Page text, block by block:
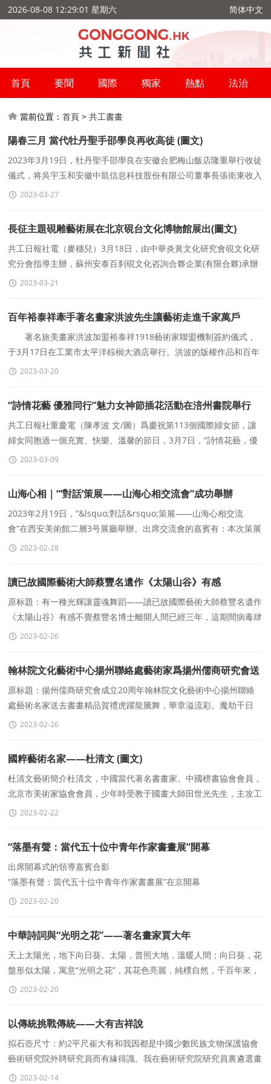
2026-08-08 12:29:01 星期六 简体中文
首頁 要聞 國際 獨家 熱點 法治
當前位置：首頁 >共工書畫
陽春三月 當代牡丹聖手邵學良再收高徒 (圖文)
2023年3月19日，牡丹聖手邵學良在安徽合肥梅山飯店隆重舉行收徒
儀式，将吳宇玉和安徽中凱信息科技股份有限公司董事長張衛東收入
門下。拜師是極具儀式感的文化傳承，這種儀式
2023-03-27
長征主題硯雕藝術展在北京硯台文化博物館展出(圖文)
共工日報社電（麥穗兒）3月18日，由中華炎黃文化研究會硯文化研
究分會指導主辦，蘇州安泰百刹硯文化咨詢合夥企業(有限合夥)承辦
的"長征硯主題創作展"在北京硯台文化博物館開
2023-03-21
百年裕泰祥牽手著名畫家洪波先生讓藝術走進千家萬戶
著名旅美畫家洪波加盟裕泰祥1918藝術家聯盟機制簽約儀式，
于3月17日在工業市太平洋棕榈大酒店舉行。洪波的版權作品和百年
裕泰祥品牌的合作牽手，打造更加貼近生活的藝術
2023-03-20
“詩情花藝 優雅同行”魅力女神節插花活動在涪州書院舉行
共工日報社重慶電（陳孝波 文/圖）爲慶祝第113個國際婦女節，讓
婦女同胞過一個充實、快樂、溫馨的節日，3月7日，“詩情花藝，優
雅同行”魅力女神節插花活動在重慶
2023-03-09
山海心相｜“‘對話’策展——山海心相交流會”成功舉辦
2023年2月19日，“&lsquo;對話&rsquo;策展——山海心相交流
會”在西安美術館二層3号展廳舉辦。出席交流會的嘉賓有：本次策展
人楊墨白、西安建築科技大
2023-02-28
讀已故國際藝術大師蔡豐名遺作《太陽山谷》有感
原标題：有一種光輝讓靈魂舞蹈——讀已故國際藝術大師蔡豐名遺作
《太陽山谷》有感不覺蔡豐名博士離開人間已經三年，這期間病毒肆
虐，封山封路，經濟蕭條，人們的
2023-02-26
翰林院文化藝術中心揚州聯絡處藝術家爲揚州儒商研究會送
書畫精品
原标題：揚州儒商研究會成立20周年翰林院文化藝術中心揚州聯絡
處藝術名家送去書畫精品賀禮虎躍龍騰舞，華章溢流彩。魔劫千日
過，玉兔迎春來。爲了迎接揚州儒商研究會成立二
2023-02-26
國粹藝術名家——杜清文 (圖文)
杜清文藝術簡介杜清文，中國當代著名書畫家。中國榜書協會會員，
北京市美術家協會會員，少年時受教于國畫大師田世光先生，主攻工
筆花鳥。自幼愛好書法，後拜著名國寶級書法
2023-02-22
“落墨有聲：當代五十位中青年作家書畫展”開幕
出席開幕式的領導嘉賓合影
“落墨有聲：當代五十位中青年作家書畫展”在京開幕
中國藝術報記者 張瀚允
2023-02-20
中華詩詞與“光明之花”——著名畫家賈大年
天上太陽光，地下向日葵。太陽，普照大地，溫暖人間；向日葵，花
盤形似太陽，寓意“光明之花”，其花色亮麗，純樸自然，千百年來，
一直是人民大衆喜愛的植物，是
2023-02-20
以傳統挑戰傳統——大有吉祥說
拟石壺尺寸：約2平尺崔大有和我因都是中國少數民族文物保護協會
藝術研究院外聘研究員而有緣得識。我在藝術研究院研究員裏遴選畫
家參加由人民美術出版社主辦，北京朝花書畫社
2023-02-14